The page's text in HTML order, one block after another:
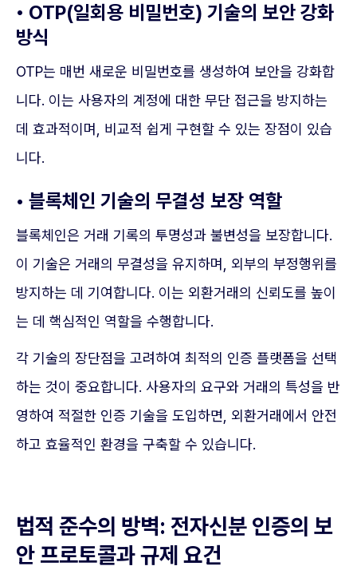
• OTP(일회용 비밀번호) 기술의 보안 강화
방식
OTP는 매번 새로운 비밀번호를 생성하여 보안을 강화합
니다. 이는 사용자의 계정에 대한 무단 접근을 방지하는
데 효과적이며, 비교적 쉽게 구현할 수 있는 장점이 있습
니다.
• 블록체인 기술의 무결성 보장 역할
블록체인은 거래 기록의 투명성과 불변성을 보장합니다.
이 기술은 거래의 무결성을 유지하며, 외부의 부정행위를
방지하는 데 기여합니다. 이는 외환거래의 신뢰도를 높이
는 데 핵심적인 역할을 수행합니다.
각 기술의 장단점을 고려하여 최적의 인증 플랫폼을 선택
하는 것이 중요합니다. 사용자의 요구와 거래의 특성을 반
영하여 적절한 인증 기술을 도입하면, 외환거래에서 안전
하고 효율적인 환경을 구축할 수 있습니다.
법적 준수의 방벽: 전자신분 인증의 보
안 프로토콜과 규제 요건